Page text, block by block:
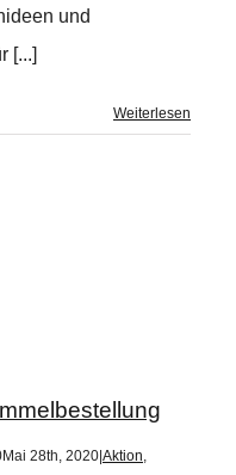
und
[...]
Weiterlesen
Mai 28th, 2020 Aktion,